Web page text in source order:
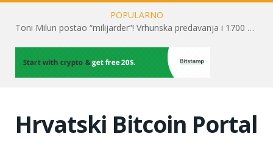
POPULARNO
Toni Milun postao “milijarder”! Vrhunska predavanja i 1700 posjetitelja obilježili su mjesec financijske pismenosti
Hrvatski Bitcoin Portal